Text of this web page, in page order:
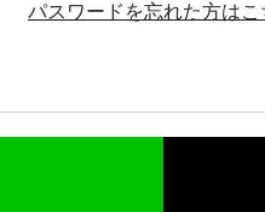
パスワードを忘れた方はこ